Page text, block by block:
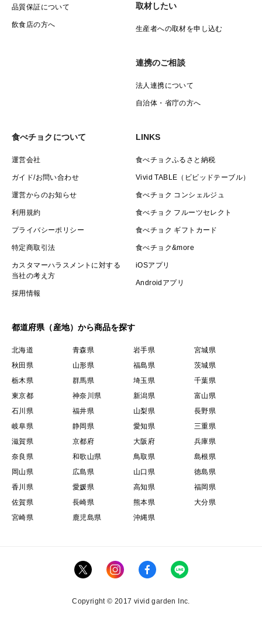
品質保証について
飲食店の方へ
取材したい
生産者への取材を申し込む
連携のご相談
法人連携について
自治体・省庁の方へ
食べチョクについて
運営会社
ガイド/お問い合わせ
運営からのお知らせ
利用規約
プライバシーポリシー
特定商取引法
カスタマーハラスメントに対する
当社の考え方
採用情報
LINKS
食べチョクふるさと納税
Vivid TABLE（ビビッドテーブル）
食べチョク コンシェルジュ
食べチョク フルーツセレクト
食べチョク ギフトカード
食べチョク&more
iOSアプリ
Androidアプリ
都道府県（産地）から商品を探す
北海道 青森県 岩手県
宮城県
秋田県
山形県 福島県
茨城県
栃木県
群馬県 埼玉県
千葉県
東京都
神奈川県 新潟県
富山県
石川県
福井県 山梨県
長野県
岐阜県
静岡県 愛知県
三重県
滋賀県
京都府 大阪府
兵庫県
奈良県
和歌山県 鳥取県
島根県
岡山県
広島県 山口県
徳島県
香川県
愛媛県 高知県
福岡県
佐賀県
長崎県 熊本県
大分県
宮崎県
鹿児島県 沖縄県
Copyright © 2017 vivid garden Inc.